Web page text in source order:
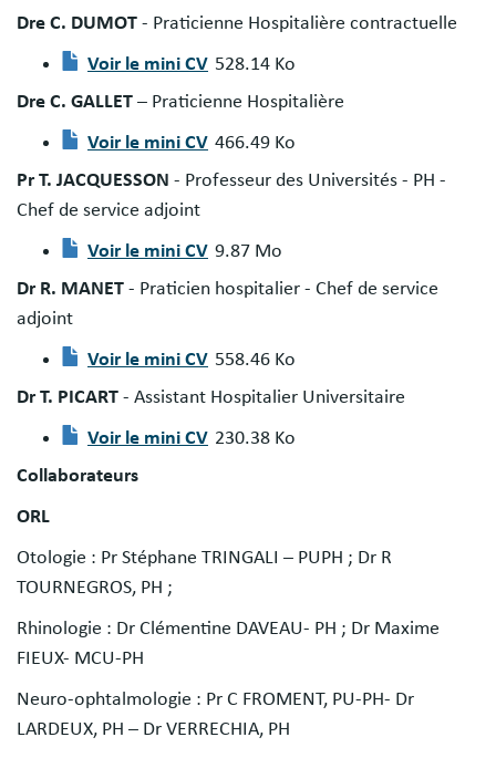
Document
Dre C. DUMOT - Praticienne Hospitalière contractuelle
Document
Voir le mini CV 528.14 Ko
Dre C. GALLET – Praticienne Hospitalière
Document
Voir le mini CV 466.49 Ko
Pr T. JACQUESSON - Professeur des Universités - PH -
Chef de service adjoint
Document
Voir le mini CV 9.87 Mo
Dr R. MANET - Praticien hospitalier - Chef de service
adjoint
Document
Voir le mini CV 558.46 Ko
Dr T. PICART - Assistant Hospitalier Universitaire
Document
Voir le mini CV 230.38 Ko
Collaborateurs
ORL
Otologie : Pr Stéphane TRINGALI – PUPH ; Dr R
TOURNEGROS, PH ;
Rhinologie : Dr Clémentine DAVEAU- PH ; Dr Maxime
FIEUX- MCU-PH
Neuro-ophtalmologie : Pr C FROMENT, PU-PH- Dr
LARDEUX, PH – Dr VERRECHIA, PH